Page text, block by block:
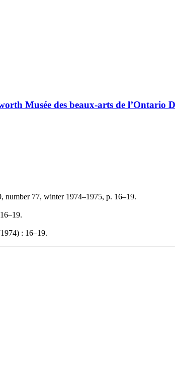
Musée des beaux-arts de l’Ontario
number 77, winter 1974–1975, p. 16–19.
: 16–19.